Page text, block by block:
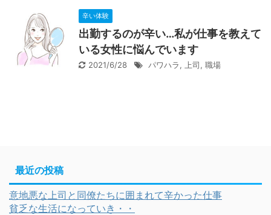
辛い体験
出勤するのが辛い…私が仕事を教えて
いる女性に悩んでいます
2021/6/28 パワハラ, 上司, 職場
最近の投稿
意地悪な上司と同僚たちに囲まれて辛かった仕事
貧乏な生活になっていき・・